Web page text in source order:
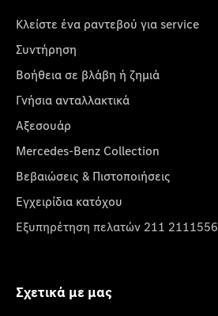
Κλείστε ένα ραντεβού για service
Συντήρηση
Βοήθεια σε βλάβη ή ζημιά
Γνήσια ανταλλακτικά
Αξεσουάρ
Mercedes-Benz Collection
Βεβαιώσεις & Πιστοποιήσεις
Εγχειρίδια κατόχου
Εξυπηρέτηση πελατών 211 2111556
Σχετικά με μας